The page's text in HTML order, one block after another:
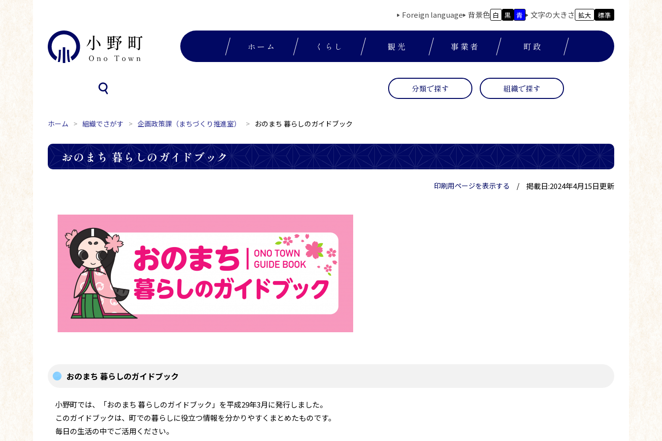
Foreign language 背景色 白 黒 青 文字の大きさ 拡大 標準
ホーム くらし 観光 事業者 町政
分類で探す 組織で探す
ホーム 組織でさがす 企画政策課（まちづくり推進室） おのまち 暮らしのガイドブック
おのまち 暮らしのガイドブック
印刷用ページを表示する 掲載日:2024年4月15日更新
おのまち 暮らしのガイドブック
小野町では、「おのまち 暮らしのガイドブック」を平成29年3月に発行しました。
このガイドブックは、町での暮らしに役立つ情報を分かりやすくまとめたものです。
毎日の生活の中でご活用ください。